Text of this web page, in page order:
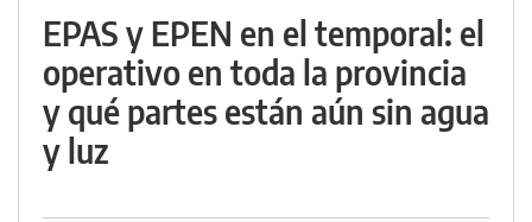
EPAS y EPEN en el temporal: el
operativo en toda la provincia
y qué partes están aún sin agua
y luz